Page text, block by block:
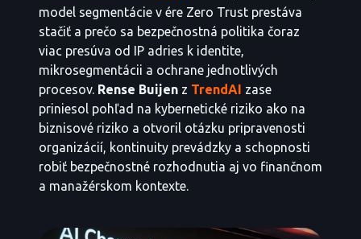
model segmentácie v ére Zero Trust prestáva
stačiť a prečo sa bezpečnostná politika čoraz
viac presúva od IP adries k identite,
mikrosegmentácii a ochrane jednotlivých
procesov. Rense Buijenz TrendAI zase
priniesol pohľad na kybernetické riziko ako na
biznisové riziko a otvoril otázku pripravenosti
organizácií, kontinuity prevádzky a schopnosti
robiť bezpečnostné rozhodnutia aj vo finančnom
a manažérskom kontexte.